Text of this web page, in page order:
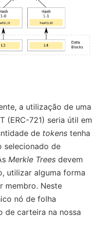
a utilização de uma
(ERC-721) seria útil em
de tokens tenha
selecionado de
Merkle Trees devem
utilizar alguma forma
membro. Neste
nó de folha
de carteira na nossa